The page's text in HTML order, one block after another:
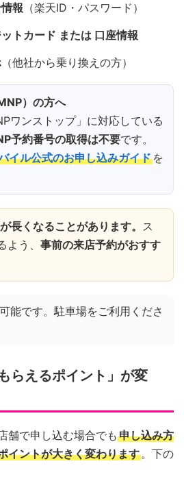
報 （楽天ID・パスワード）
トカード または 口座情報
（他社から乗り換えの方）
）の方へ
ワンストップ」に対応している
予約番号の取得は不要です。
イル公式のお申し込みガイド を
長くなることがあります。 ス
う、 事前の来店予約がおすす
能です。駐車場をご利用くださ
らえるポイント」が変
舗で申し込む場合でも 申し込み方
イントが大きく変わります。下の